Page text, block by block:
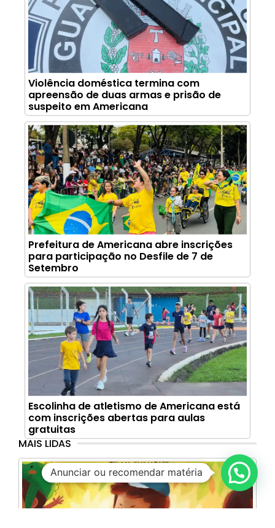
Violência doméstica termina com
apreensão de duas armas e prisão de
suspeito em Americana
Prefeitura de Americana abre inscrições
para participação no Desfile de 7 de
Setembro
Escolinha de atletismo de Americana está
com inscrições abertas para aulas
gratuitas
MAIS LIDAS
Anunciar ou recomendar matéria